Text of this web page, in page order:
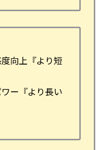
向上『より短
ー『より長い